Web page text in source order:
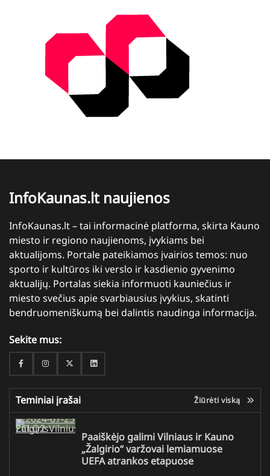
InfoKaunas.lt naujienos
InfoKaunas.lt – tai informacinė platforma, skirta Kauno
miesto ir regiono naujienoms, įvykiams bei
aktualijoms. Portale pateikiamos įvairios temos: nuo
sporto ir kultūros iki verslo ir kasdienio gyvenimo
aktualijų. Portalas siekia informuoti kauniečius ir
miesto svečius apie svarbiausius įvykius, skatinti
bendruomeniškumą bei dalintis naudinga informacija.
Sekite mus:
FacebookInstagramTwitterLinkedin
Teminiai įrašai Žiūrėti viską
Paaiškėjo galimi Vilniaus ir Kauno
„Žalgirio“ varžovai lemiamuose
UEFA atrankos etapuose